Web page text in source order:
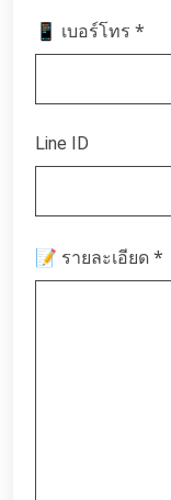
📱 เบอร์โทร *
Line ID
📝 รายละเอียด *